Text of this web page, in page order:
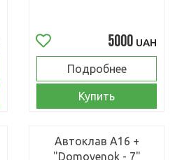
5000 UAH
Подробнее
Купить
Автоклав А16 +
"Domovenok - 7"